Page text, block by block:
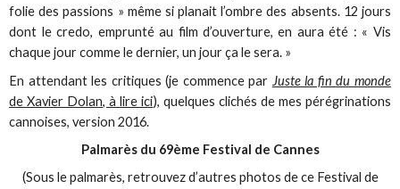
folie des passions » même si planait l’ombre des absents. 12 jours
dont le credo, emprunté au film d’ouverture, en aura été : « Vis
chaque jour comme le dernier, un jour ça le sera. »
En attendant les critiques (je commence par Juste la fin du monde
de Xavier Dolan, à lire ici), quelques clichés de mes pérégrinations
cannoises, version 2016.
Palmarès du 69ème Festival de Cannes
(Sous le palmarès, retrouvez d’autres photos de ce Festival de